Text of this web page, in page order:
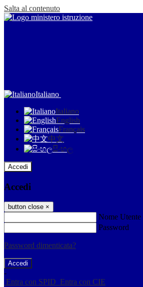
Salta al contenuto
Italiano
Italiano
English
Français
中文
සිංහල
Accedi
Accedi
button close ×
Nome Utente
Password
Password dimenticata?
-
Entra con SPID Entra con CIE